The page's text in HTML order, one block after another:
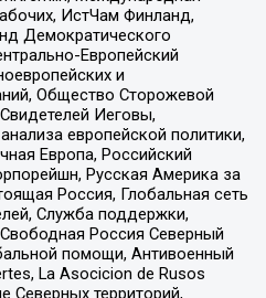
ИстЧам Финланд,
Демократического
Европейский
и
Общество Сторожевой
Иеговы,
европейской политики,
Европа, Российский
Русская Америка за
Россия, Глобальная сеть
Служба поддержки,
Россия Северный
помощи, Антивоенный
La Asocicion de Rusos
Северных территорий,